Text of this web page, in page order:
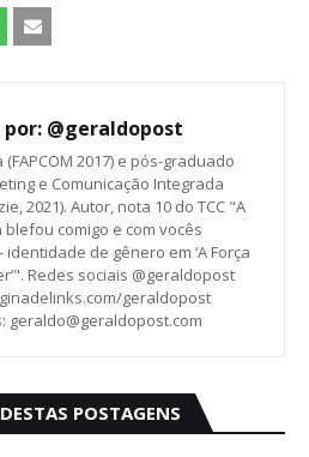
por: @geraldopost
(FAPCOM 2017) e pós-graduado
e Comunicação Integrada
2021). Autor, nota 10 do TCC "A
comigo e com vocês
identidade de gênero em ‘A Força
Redes sociais @geraldopost
geraldopost
geraldo@geraldopost.com
POSTAGENS